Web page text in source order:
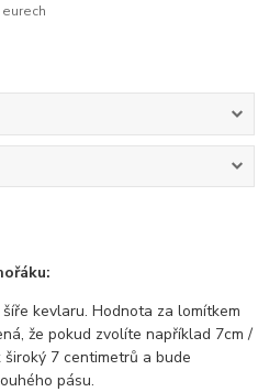
kevlaru. Hodnota za lomítkem
že pokud zvolíte například 7cm /
7 centimetrů a bude
pásu.